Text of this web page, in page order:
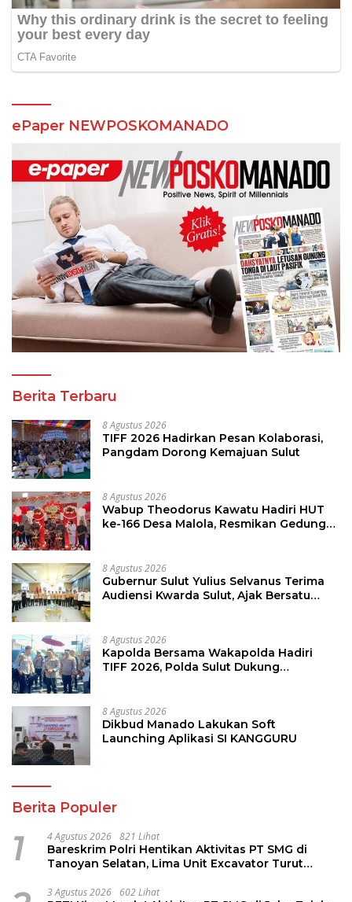
ePaper NEWPOSKOMANADO
Berita Terbaru
8 Agustus 2026
TIFF 2026 Hadirkan Pesan Kolaborasi,
Pangdam Dorong Kemajuan Sulut
8 Agustus 2026
Wabup Theodorus Kawatu Hadiri HUT
ke-166 Desa Malola, Resmikan Gedung
8 Agustus 2026
Gubernur Sulut Yulius Selvanus Terima
Audiensi Kwarda Sulut, Ajak Bersatu
8 Agustus 2026
Kapolda Bersama Wakapolda Hadiri
TIFF 2026, Polda Sulut Dukung
8 Agustus 2026
Dikbud Manado Lakukan Soft
Launching Aplikasi SI KANGGURU
Berita Populer
1 4 Agustus 2026 821 Lihat
Bareskrim Polri Hentikan Aktivitas PT SMG di
Tanoyan Selatan, Lima Unit Excavator Turut
3 Agustus 2026 602 Lihat